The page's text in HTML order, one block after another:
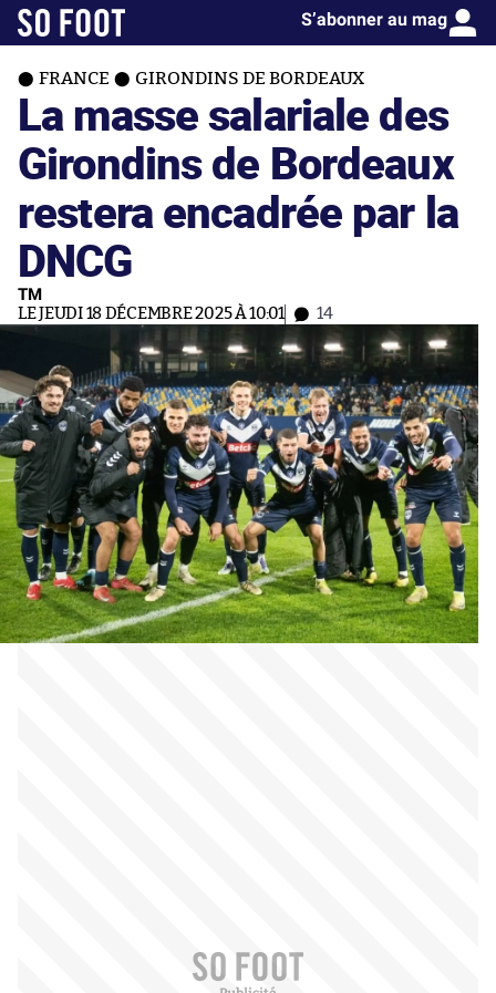
S’abonner au mag
FRANCE GIRONDINS DE BORDEAUX
La masse salariale des
Girondins de Bordeaux
restera encadrée par la
DNCG
TM
LE JEUDI 18 DÉCEMBRE 2025 À 10:01 14